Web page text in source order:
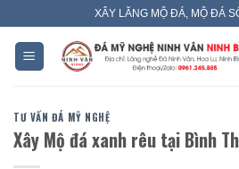
content
XÂY LĂNG MỘ ĐÁ, MỘ ĐÁ
TƯ VẤN ĐÁ MỸ NGHỆ
Xây Mộ đá xanh rêu tại Bình